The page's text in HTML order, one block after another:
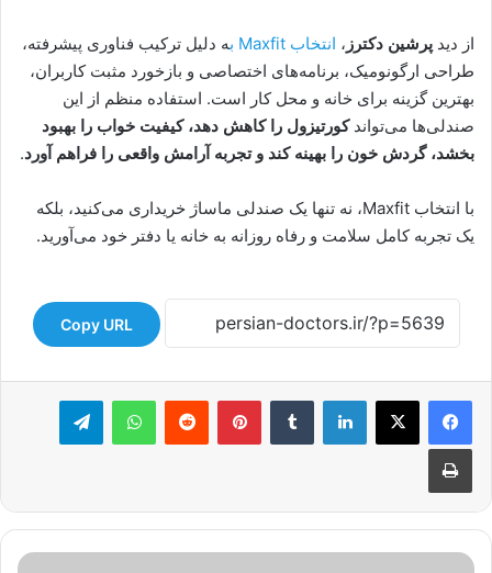
از دید پرشین دکترز ، انتخاب Maxfit ب
ه دلیل ترکیب فناوری پیشرفته،
طراحی ارگونومیک، برنامه‌های اختصاصی و بازخورد مثبت کاربران،
بهترین گزینه برای خانه و محل کار است. استفاده منظم از این
صندلی‌ها می‌تواندکورتیزول را کاهش دهد، کیفیت خواب را بهبود
بخشد، گردش خون را بهینه کند و تجربه آرامش واقعی را فراهم آورد.
با انتخاب Maxfit، نه تنها یک صندلی ماساژ خریداری می‌کنید، بلکه
یک تجربه کامل سلامت و رفاه روزانه به خانه یا دفتر خود می‌آورید.
Copy URL
لینکدین ‫تامبلر ‫پین‌ترست‫رددیت واتس آپ تلگرام
چاپ
درمان